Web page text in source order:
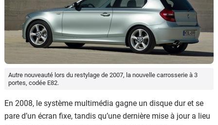
Autre nouveauté lors du restylage de 2007, la nouvelle carrosserie à 3
portes, codée E82.
En 2008, le système multimédia gagne un disque dur et se
pare d’un écran fixe, tandis qu’une dernière mise à jour a lieu